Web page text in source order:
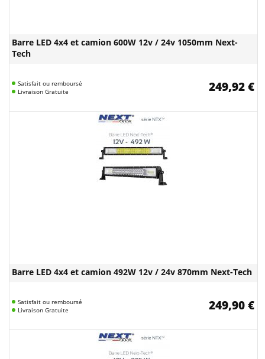
Barre LED 4x4 et camion 600W 12v / 24v 1050mm Next-
Tech
Satisfait ou remboursé
Livraison Gratuite
249,92 €
Barre LED 4x4 et camion 492W 12v / 24v 870mm Next-Tech
Satisfait ou remboursé
Livraison Gratuite
249,90 €